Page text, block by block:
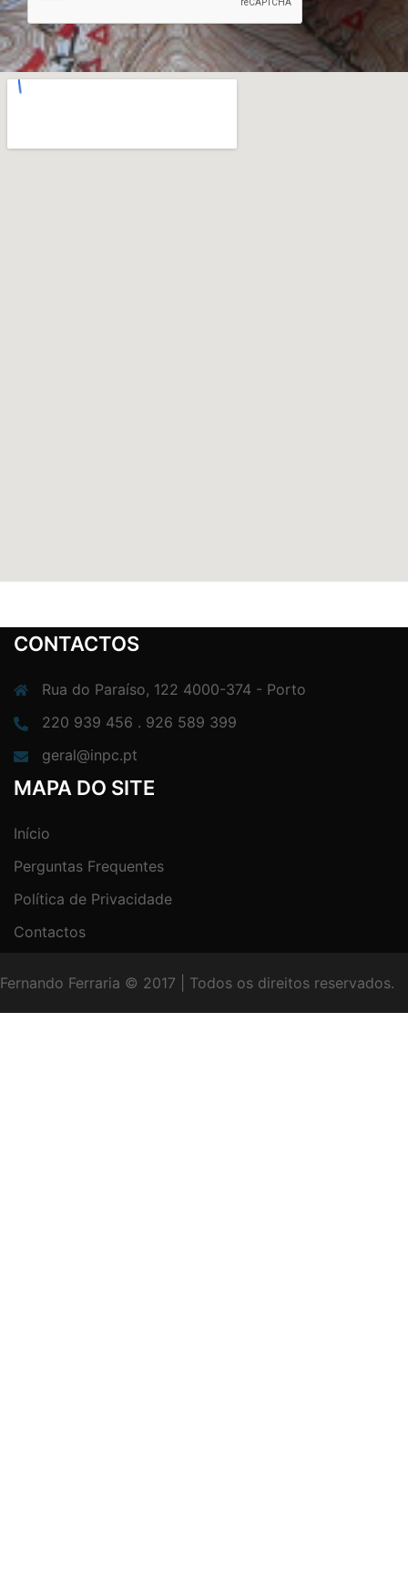
CONTACTOS
Rua do Paraíso, 122 4000-374 - Porto
220 939 456 . 926 589 399
geral@inpc.pt
MAPA DO SITE
Início
Perguntas Frequentes
Política de Privacidade
Contactos
Fernando Ferraria © 2017 Todos os direitos reservados.